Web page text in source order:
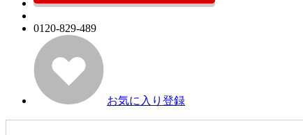
0120-829-489
お気に入り登録